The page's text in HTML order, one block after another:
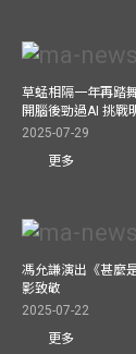
草蜢相隔一年再踏
開腦後勁過AI 挑戰
2025-07-29
更多
馮允謙演出《甚麼
影致敬
2025-07-22
更多